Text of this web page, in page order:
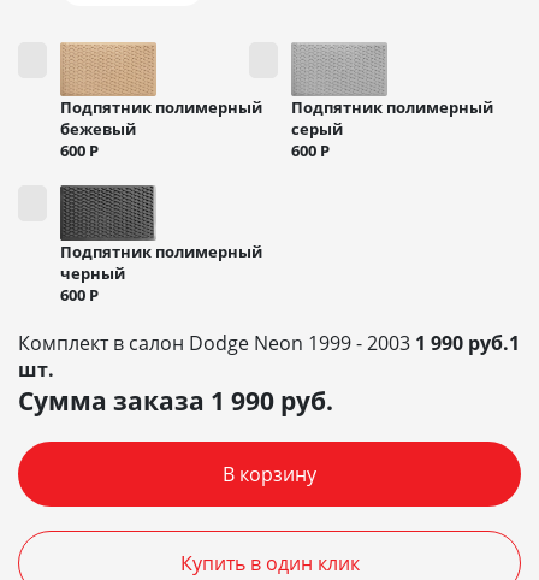
Подпятник полимерный
бежевый
600 Р
Подпятник полимерный
серый
600 Р
Подпятник полимерный
черный
600 Р
Комплект в салон Dodge Neon 1999 - 2003 1 990 руб.1
шт.
Сумма заказа 1 990 руб.
В корзину
Купить в один клик